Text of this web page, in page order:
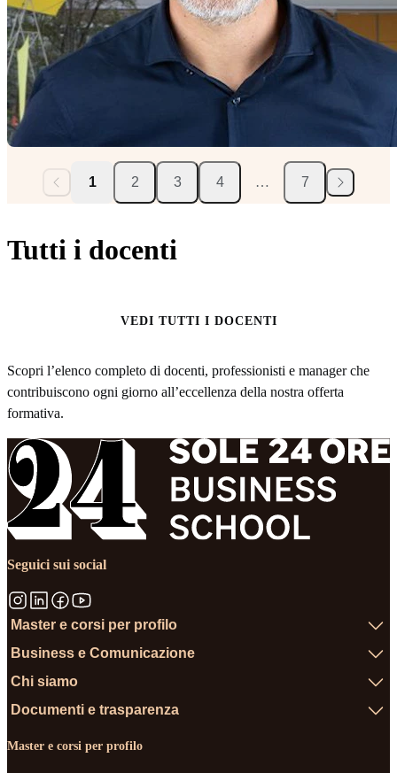
1 2 3 4 … 7
Tutti i docenti
VEDI TUTTI I DOCENTI
Scopri l’elenco completo di docenti, professionisti e manager che
contribuiscono ogni giorno all’eccellenza della nostra offerta
formativa.
Seguici sui social
Master e corsi per profilo
Business e Comunicazione
Chi siamo
Documenti e trasparenza
Master e corsi per profilo